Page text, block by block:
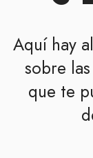
Aquí hay
sobre las
que te